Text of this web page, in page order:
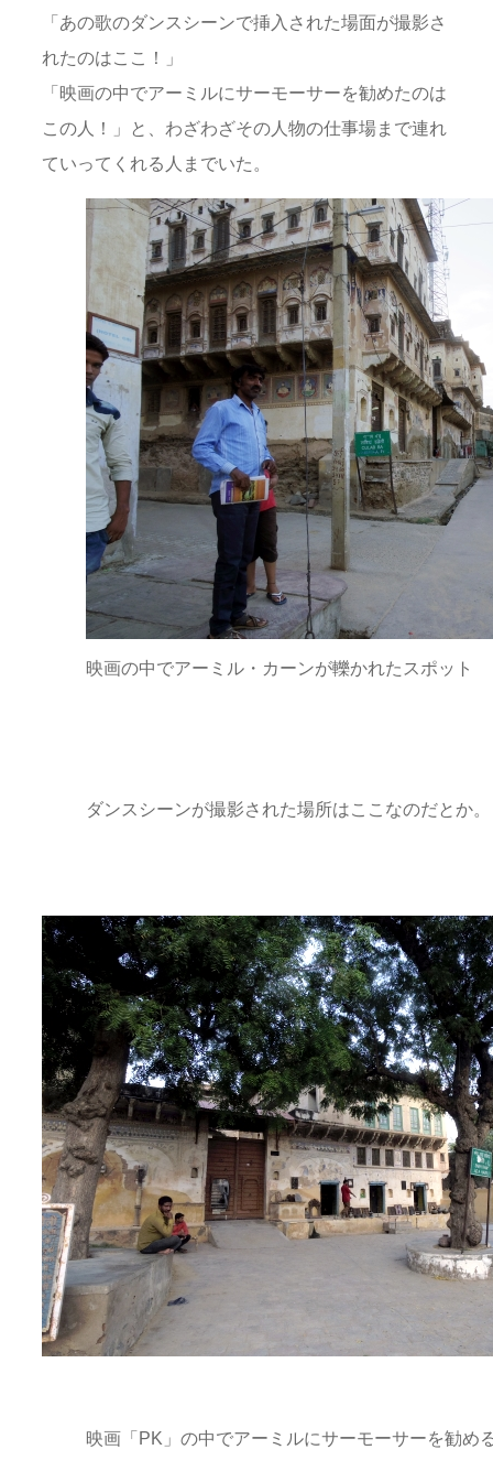
「あの歌のダンスシーンで挿入された場面が撮影さ
れたのはここ！」
「映画の中でアーミルにサーモーサーを勧めたのは
この人！」と、わざわざその人物の仕事場まで連れ
ていってくれる人までいた。
映画の中でアーミル・カーンが轢かれたスポット
ダンスシーンが撮影された場所はここなのだとか。
映画「PK」の中でアーミルにサーモーサーを勧め